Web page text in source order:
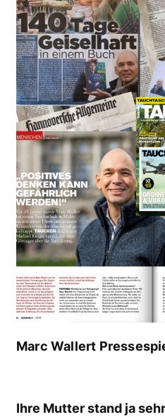
Marc Wallert
Ihre Mutter stand ja